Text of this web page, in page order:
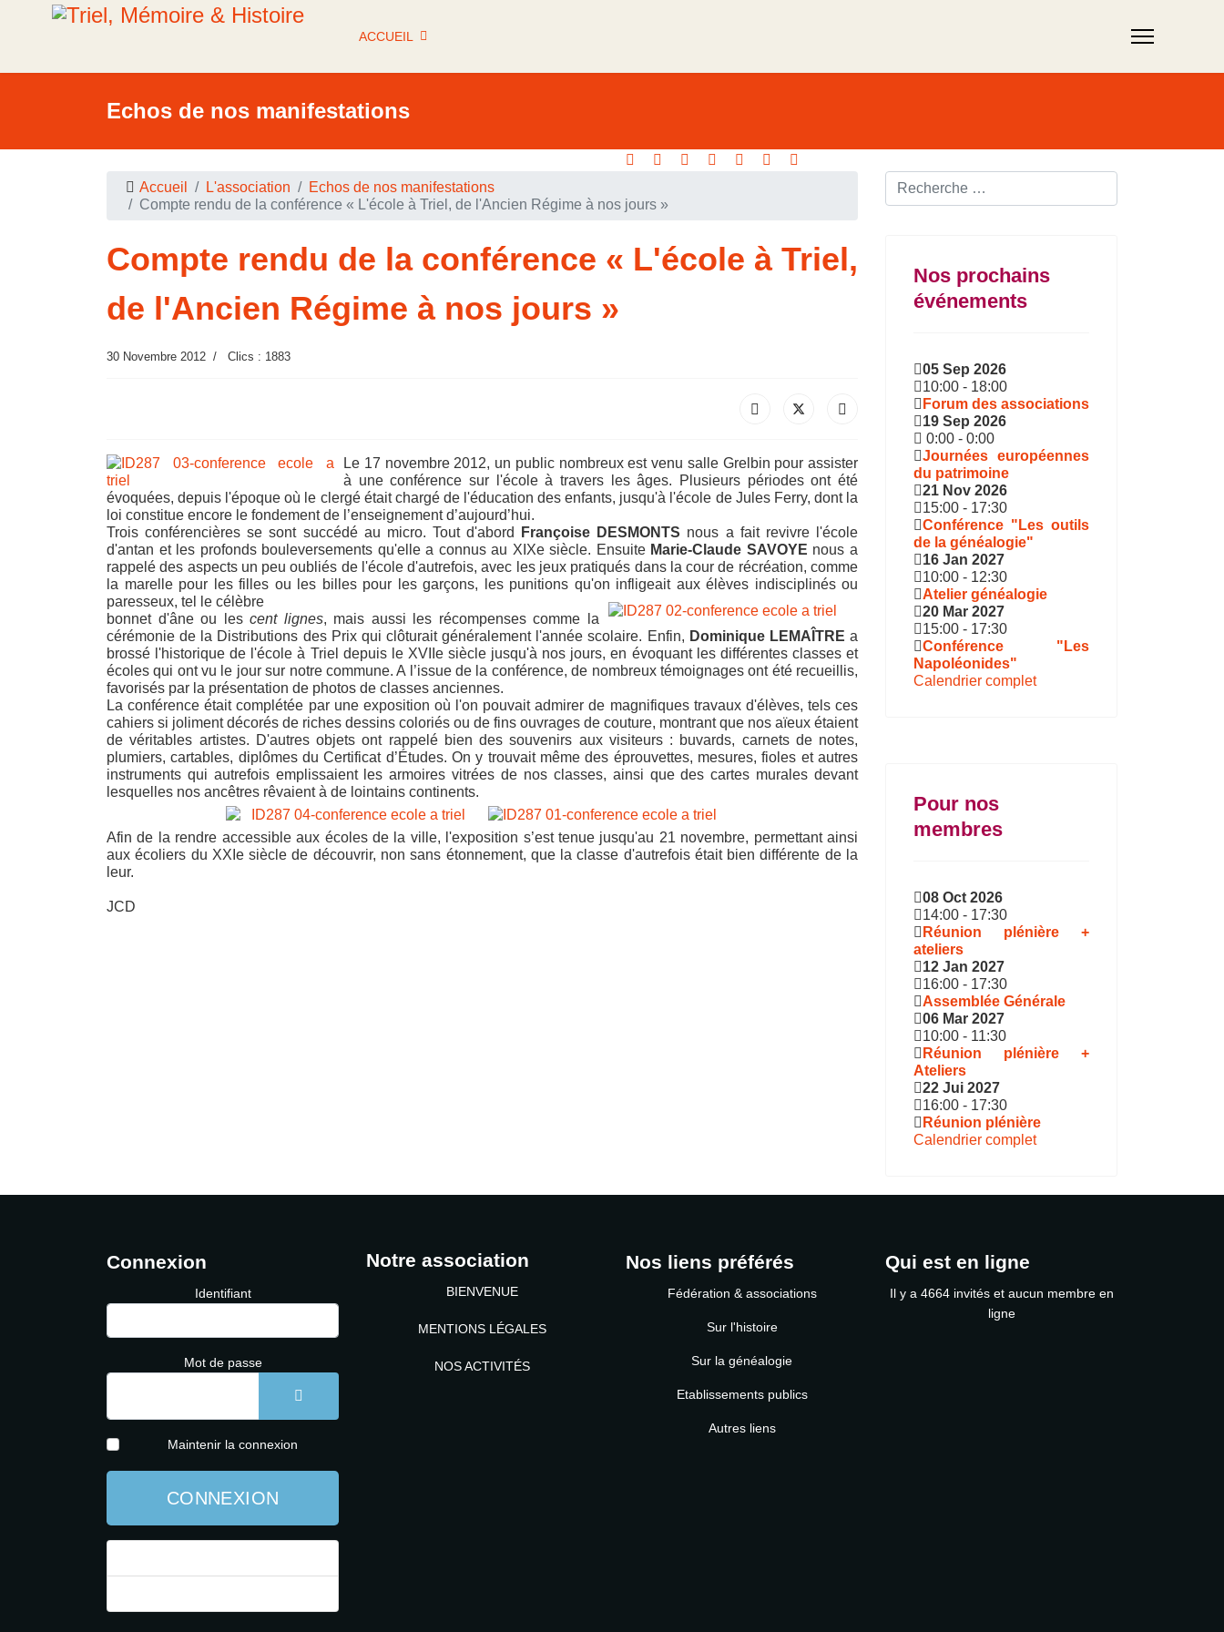
ACCUEIL
Echos de nos manifestations
Accueil L'association
Echos de nos manifestations
Compte rendu de la conférence « L'école à Triel, de l'Ancien Régime à nos jours »
Rechercher ...
Compte rendu de la conférence « L'école à Triel,
de l'Ancien Régime à nos jours »
30 Novembre 2012 Clics : 1883
Le 17 novembre 2012, un public nombreux est venu salle Grelbin pour assister
à une conférence sur l'école à travers les âges. Plusieurs périodes ont été
évoquées, depuis l'époque où le clergé était chargé de l'éducation des enfants, jusqu'à l'école de Jules Ferry, dont la
loi constitue encore le fondement de l’enseignement d’aujourd’hui.
Trois conférencières se sont succédé au micro. Tout d'abord
Françoise DESMONTS nous a fait revivre l'école
d'antan et les profonds bouleversements qu'elle a connus au XIXe siècle. Ensuite Marie-Claude SAVOYE nous a
rappelé des aspects un peu oubliés de l'école d'autrefois, avec les jeux pratiqués dans la cour de récréation, comme
la marelle pour les filles ou les billes pour les garçons, les punitions qu'on infligeait aux élèves indisciplinés ou
paresseux, tel le célèbre
bonnet d'âne ou lescent lignes, mais aussi les récompenses comme la
cérémonie de la Distributions des Prix qui clôturait généralement l'année scolaire. Enfin, Dominique LEMAÎTRE a
brossé l'historique de l'école à Triel depuis le XVIIe siècle jusqu'à nos jours, en évoquant les différentes classes et
écoles qui ont vu le jour sur notre commune. A l’issue de la conférence, de nombreux témoignages ont été recueillis,
favorisés par la présentation de photos de classes anciennes.
La conférence était complétée par une exposition où l'on pouvait admirer de magnifiques travaux d'élèves, tels ces
cahiers si joliment décorés de riches dessins coloriés ou de fins ouvrages de couture, montrant que nos aïeux étaient
de véritables artistes. D'autres objets ont rappelé bien des souvenirs aux visiteurs : buvards, carnets de notes,
plumiers, cartables, diplômes du Certificat d’Études. On y trouvait même des éprouvettes, mesures, fioles et autres
instruments qui autrefois emplissaient les armoires vitrées de nos classes, ainsi que des cartes murales devant
lesquelles nos ancêtres rêvaient à de lointains continents.
Afin de la rendre accessible aux écoles de la ville, l'exposition s’est tenue jusqu'au 21 novembre, permettant ainsi
aux écoliers du XXIe siècle de découvrir, non sans étonnement, que la classe d'autrefois était bien différente de la
leur.
JCD
Nos prochains
événements
05 Sep 2026
10:00 - 18:00
Forum des associations
19 Sep 2026
0:00 - 0:00
Journées européennes
du patrimoine
21 Nov 2026
15:00 - 17:30
Conférence "Les outils
de la généalogie"
16 Jan 2027
10:00 - 12:30
Atelier généalogie
20 Mar 2027
15:00 - 17:30
Conférence "Les
Napoléonides"
Calendrier complet
Pour nos
membres
08 Oct 2026
14:00 - 17:30
Réunion plénière +
ateliers
12 Jan 2027
16:00 - 17:30
Assemblée Générale
06 Mar 2027
10:00 - 11:30
Réunion plénière +
Ateliers
22 Jui 2027
16:00 - 17:30
Réunion plénière
Calendrier complet
Connexion
Identifiant
Mot de passe
AFFICHER LE MOT DE PASSE
Maintenir la connexion
CONNEXION
Notre association
BIENVENUE
MENTIONS LÉGALES
NOS ACTIVITÉS
Nos liens préférés
Fédération & associations
Sur l'histoire
Sur la généalogie
Etablissements publics
Autres liens
Qui est en ligne
Il y a 4664 invités et aucun membre en
ligne